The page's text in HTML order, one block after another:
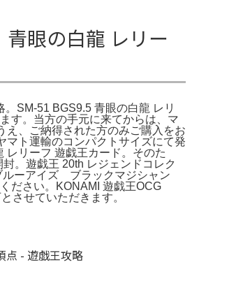
眼の白龍 レリー
SM-51 BGS9.5 青眼の白龍 レリ
す。当方の手元に来てからは、マ
え、ご納得された方のみご購入をお
マト運輸のコンパクトサイズにて発
レリーフ 遊戯王カード。そのた
。遊戯王 20th レジェンドコレク
ルーアイズ ブラックマジシャン
ださい。KONAMI 遊戯王OCG
させていただきます。